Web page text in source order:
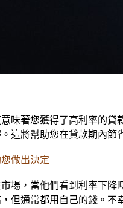
味著您獲得了高利率的
這將幫助您在貸款期內節
做出決定
場，當他們看到利率下
但通常都用自己的錢。